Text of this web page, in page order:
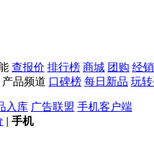
查报价 排行榜 商城 团购 经
产品频道 口碑榜 每日新品 玩
入库 广告联盟 手机客户端
| 手机